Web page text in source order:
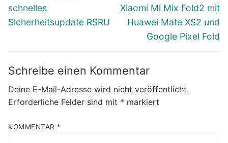
schnelles
Sicherheitsupdate RSRU
Xiaomi Mi Mix Fold2 mit
Huawei Mate XS2 und
Google Pixel Fold
Schreibe einen Kommentar
Deine E-Mail-Adresse wird nicht veröffentlicht.
Erforderliche Felder sind mit * markiert
KOMMENTAR *